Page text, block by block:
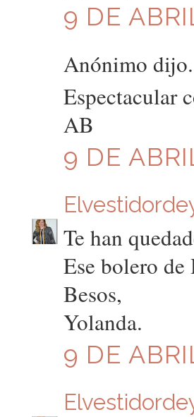
9 DE
Anónimo
Espectacular
AB
9 DE
Te han
Ese bolero de
Besos,
Yolanda.
9 DE